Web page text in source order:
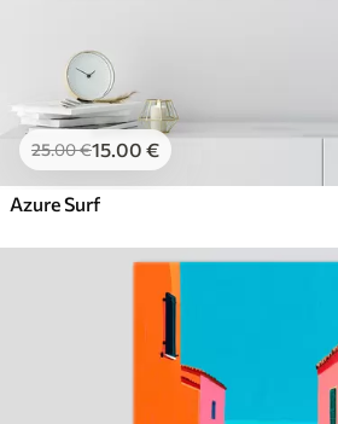
25.00€15.00 €
Azure Surf